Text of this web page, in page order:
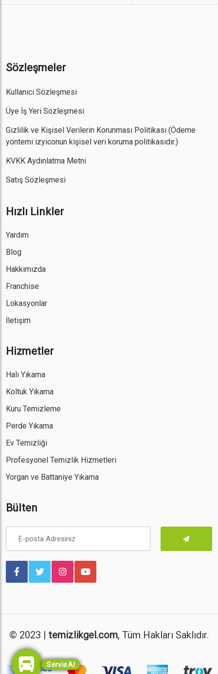
Sözleşmeler
Kullanıcı Sözleşmesi
Üye İş Yeri Sözleşmesi
Gizlilik ve Kişisel Verilerin Korunması Politikası (Ödeme
yöntemi izyiconun kişisel veri koruma politikasıdır.)
KVKK Aydınlatma Metni
Satış Sözleşmesi
Hızlı Linkler
Yardım
Blog
Hakkımızda
Franchise
Lokasyonlar
İletişim
Hizmetler
Halı Yıkama
Koltuk Yıkama
Kuru Temizleme
Perde Yıkama
Ev Temizliği
Profesyonel Temizlik Hizmetleri
Yorgan ve Battaniye Yıkama
Bülten
© 2023 | temizlikgel.com, Tüm Hakları Saklıdır.
Servis Al